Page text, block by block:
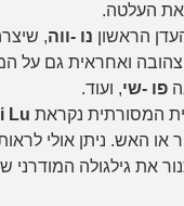
את העלטה.
הראשון נו -ווה,
ואחראית גם על
פו -שי, ועוד.
המסורתית נקראת Lu
או האש. ניתן אולי
את גילגולה